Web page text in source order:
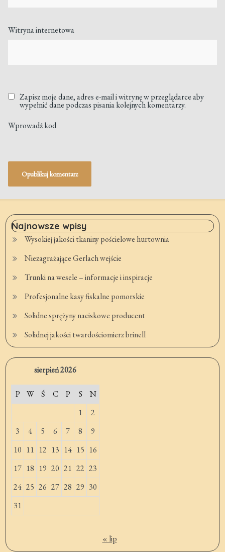
Witryna internetowa
Zapisz moje dane, adres e-mail i witrynę w przeglądarce aby
wypełnić dane podczas pisania kolejnych komentarzy.
Wprowadź kod
Najnowsze wpisy
Wysokiej jakości tkaniny pościelowe hurtownia
Niezagrażające Gerlach wejście
Trunki na wesele – informacje i inspiracje
Profesjonalne kasy fiskalne pomorskie
Solidne sprężyny naciskowe producent
Solidnej jakości twardościomierz brinell
sierpień 2026
P W Ś C P S
N
1
2
3
4 5 6 7 8
9
10 11 12 13 14 15 16
17 18 19 20 21 22 23
24 25 26 27 28 29 30
31
« lip